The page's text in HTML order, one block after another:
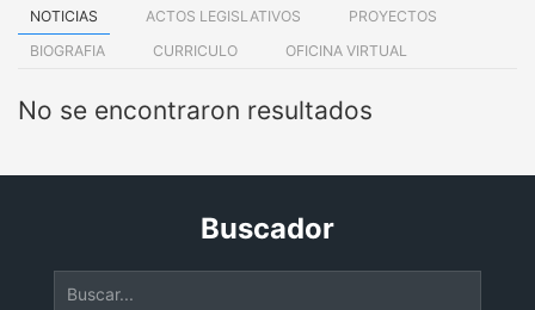
NOTICIAS ACTOS LEGISLATIVOS
PROYECTOS
BIOGRAFIA
CURRICULO OFICINA VIRTUAL
No se encontraron resultados
Buscador